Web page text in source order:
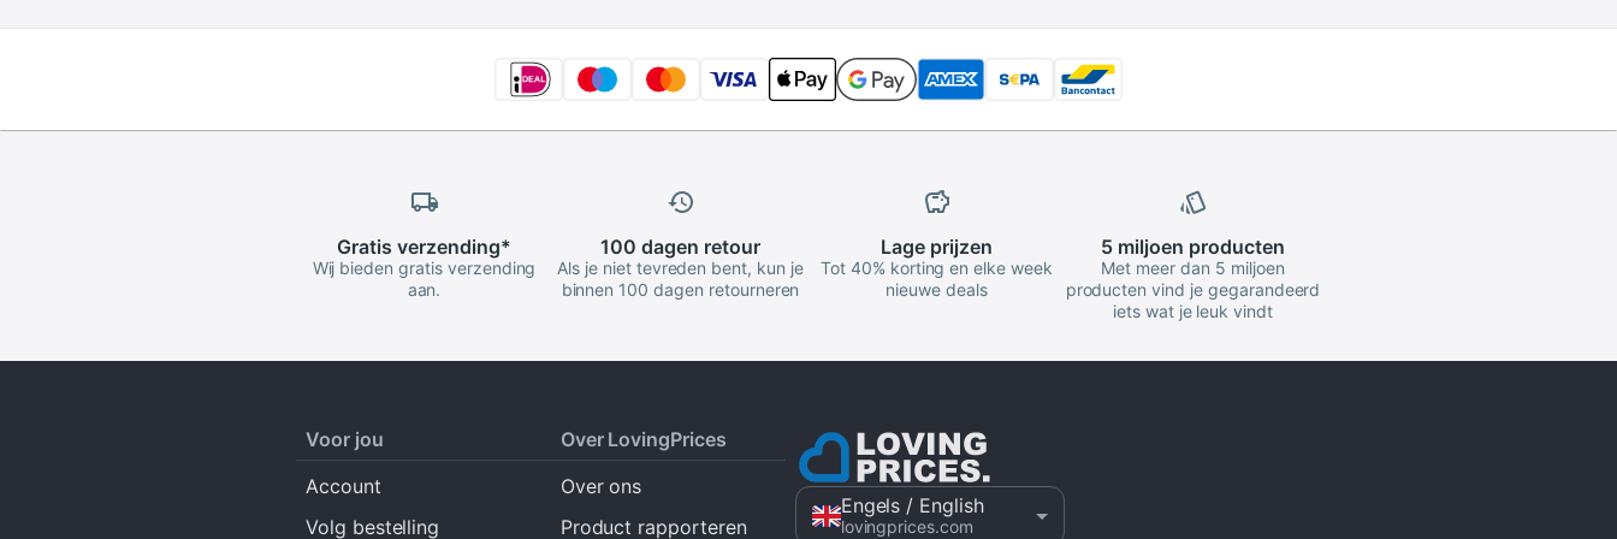
Gratis verzending*
Wij bieden gratis verzending
aan.
100 dagen retour
Als je niet tevreden bent, kun je
binnen 100 dagen retourneren
Lage prijzen
Tot 40% korting en elke week
nieuwe deals
5 miljoen producten
Met meer dan 5 miljoen
producten vind je gegarandeerd
iets wat je leuk vindt
Voor jou
Account
Volg bestelling
Over LovingPrices
Over ons
Product rapporteren
Engels / English
lovingprices.com